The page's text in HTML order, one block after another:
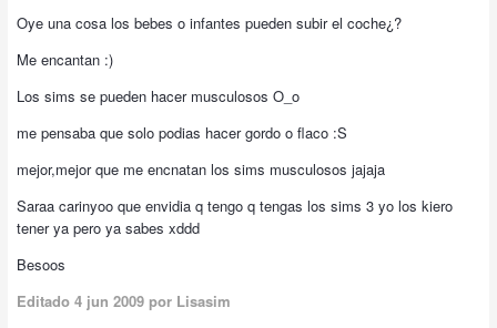
Oye una cosa los bebes o infantes pueden subir el coche¿?
Me encantan :)
Los sims se pueden hacer musculosos O_o
me pensaba que solo podias hacer gordo o flaco :S
mejor,mejor que me encnatan los sims musculosos jajaja
Saraa carinyoo que envidia q tengo q tengas los sims 3 yo los kiero
tener ya pero ya sabes xddd
Besoos
Editado 4 jun 2009 por Lisasim